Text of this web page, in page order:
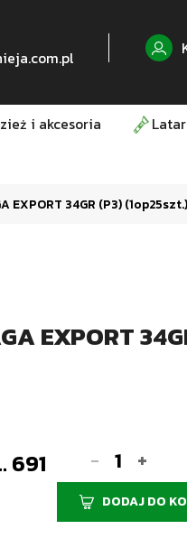
i akcesoria
EXPORT 34GR (P3) (1op25szt.)
EXPORT
691
- +
DODAJ DO